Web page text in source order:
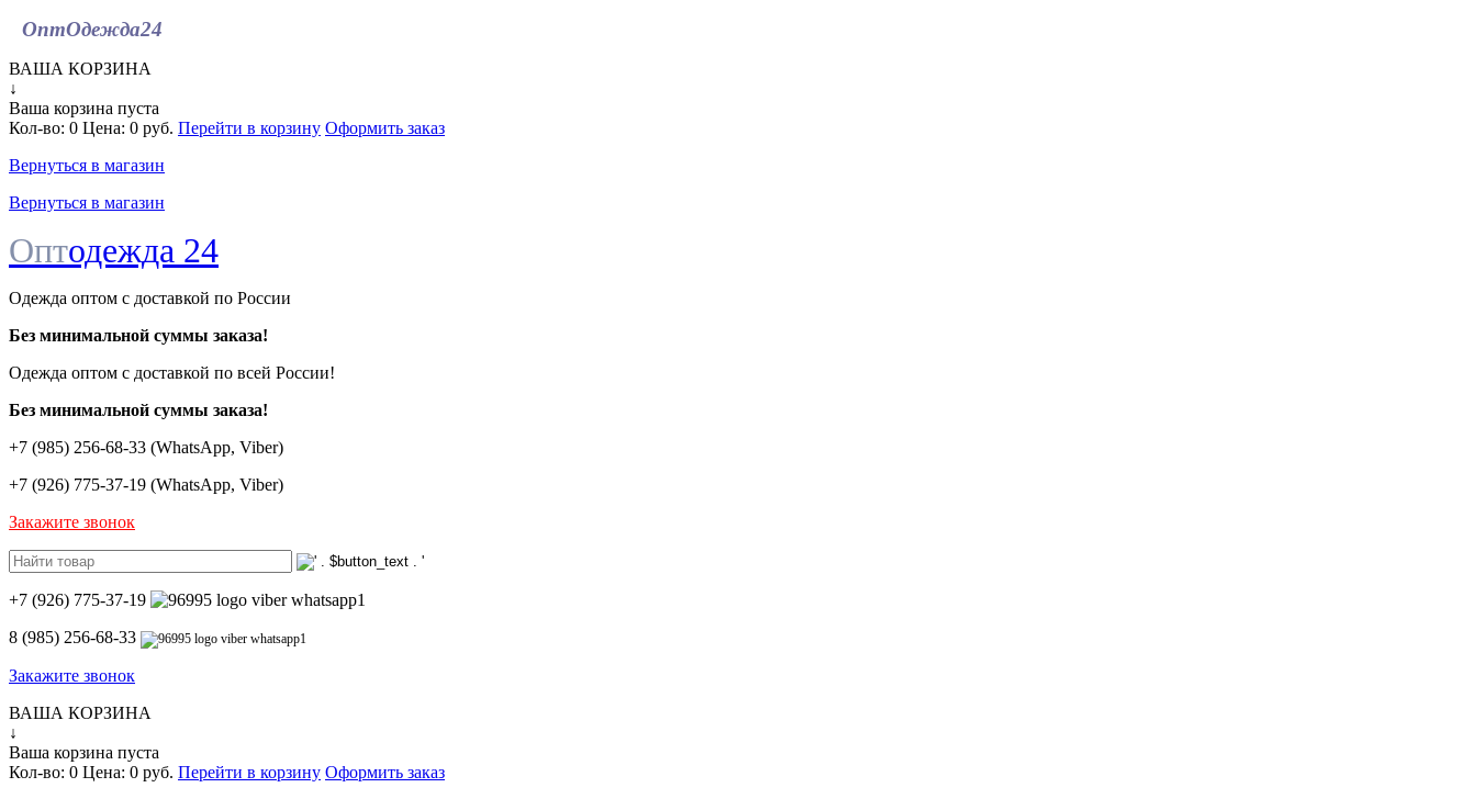
ОптОдежда24
ВАША КОРЗИНА
↓
Ваша корзина пуста
Кол-во: 0 Цена: 0 руб. Перейти в корзину Оформить заказ
Вернуться в магазин
Вернуться в магазин
Оптодежда 24
Одежда оптом с доставкой по России
Без минимальной суммы заказа!
Одежда оптом c доставкой по всей России!
Без минимальной суммы заказа!
+7 (985) 256-68-33 (WhatsApp, Viber)
+7 (926) 775-37-19 (WhatsApp, Viber)
Закажите звонок
+7 (926) 775-37-19
8 (985) 256-68-33
Закажите звонок
ВАША КОРЗИНА
↓
Ваша корзина пуста
Кол-во: 0 Цена: 0 руб. Перейти в корзину Оформить заказ